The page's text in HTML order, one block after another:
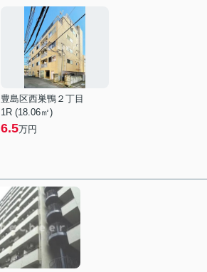
豊島区西巣鴨２丁目
1R (18.06㎡)
6.5万円